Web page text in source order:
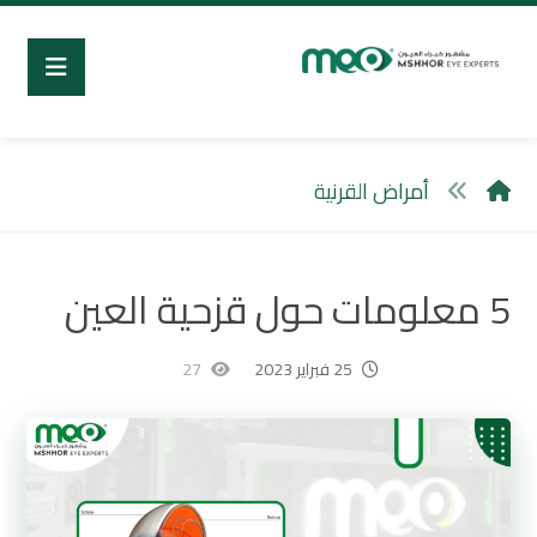
أمراض القرنية
5 معلومات حول قزحية العين
25 فبراير 2023 27